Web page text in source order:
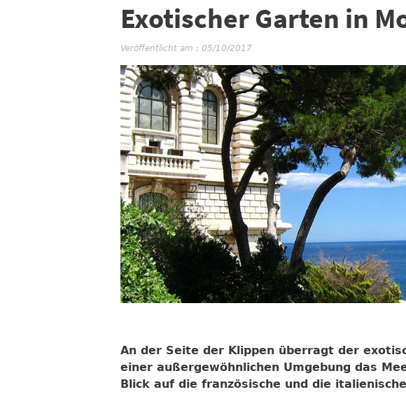
Exotischer Garten in
Veröffentlicht am : 05/10/2017
An der Seite der Klippen überragt der
einer außergewöhnlichen Umgebung das
Blick auf die französische und die